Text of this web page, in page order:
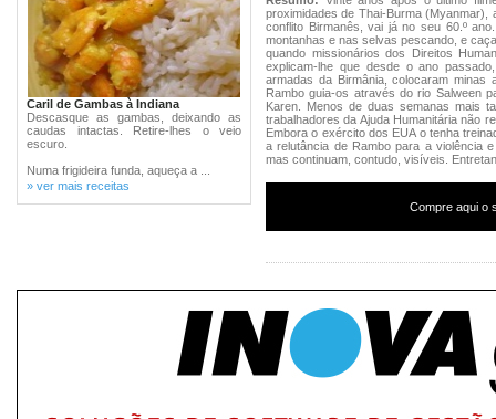
Caril de Gambas à Indiana
Descasque as gambas, deixando as
caudas intactas. Retire-lhes o veio
escuro.
Numa frigideira funda, aqueça a ...
» ver mais receitas
proximidades de Thai-Burma
conflito Birmanês, vai já no seu 60.º
montanhas e nas selvas pescando, e
quando missionários dos Direitos
explicam-lhe que desde o ano
armadas da Birmânia, colocaram minas
Rambo guia-os através do rio Salween
Karen. Menos de duas semanas mais
trabalhadores da Ajuda Humanitária não
Embora o exército dos EUA o tenha
a relutância de Rambo para a violência
mas continuam, contudo, visíveis.
Compre aqui o